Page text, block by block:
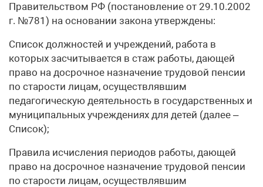
Правительством РФ (постановление от 29.10.2002
г. №781) на основании закона утверждены:
Список должностей и учреждений, работа в
которых засчитывается в стаж работы, дающей
право на досрочное назначение трудовой пенсии
по старости лицам, осуществлявшим
педагогическую деятельность в государственных и
муниципальных учреждениях для детей (далее –
Список);
Правила исчисления периодов работы, дающей
право на досрочное назначение трудовой пенсии
по старости лицам, осуществлявшим